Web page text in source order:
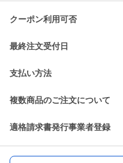
クーポン利用可否
最終注文受付日
支払い方法
複数商品のご注文について
適格請求書発行事業者登録